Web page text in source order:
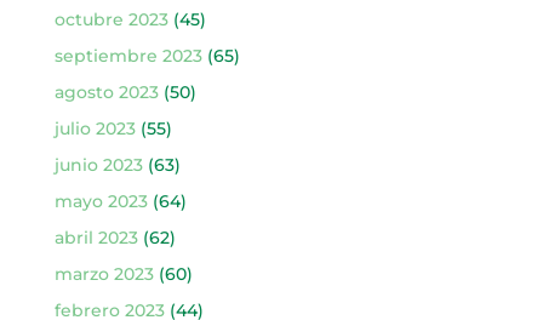
octubre 2023(45)
septiembre 2023(65)
agosto 2023(50)
julio 2023(55)
junio 2023(63)
mayo 2023(64)
abril 2023(62)
marzo 2023(60)
febrero 2023(44)